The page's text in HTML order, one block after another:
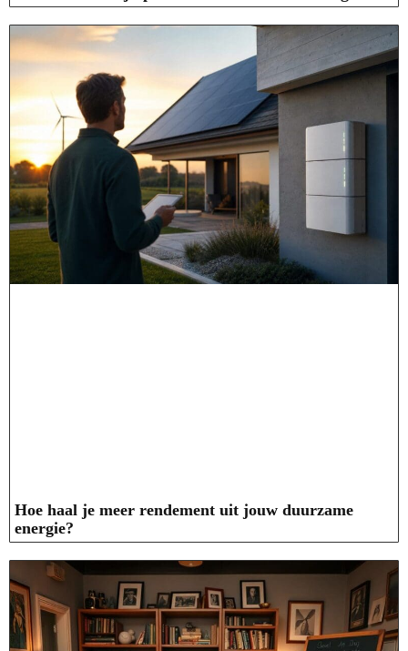
Hoe haal je meer rendement uit jouw duurzame
energie?